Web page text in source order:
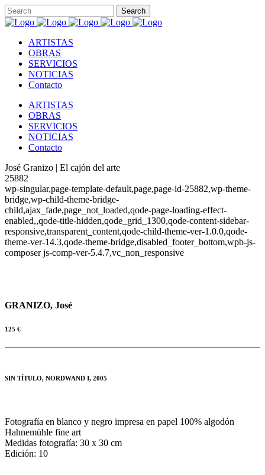
ARTISTAS
OBRAS
SERVICIOS
NOTICIAS
Contacto
ARTISTAS
OBRAS
SERVICIOS
NOTICIAS
Contacto
José Granizo | El cajón del arte
25882
wp-singular,page-template-default,page,page-id-25882,wp-theme-
bridge,wp-child-theme-bridge-
child,ajax_fade,page_not_loaded,qode-page-loading-effect-
enabled,,qode-title-hidden,qode_grid_1300,qode-content-sidebar-
responsive,transparent_content,qode-child-theme-ver-1.0.0,qode-
theme-ver-14.3,qode-theme-bridge,disabled_footer_bottom,wpb-js-
composer js-comp-ver-5.4.7,vc_non_responsive
GRANIZO, José
125 €
SIN TÍTULO, NORDWAND I, 2005
Fotografía en blanco y negro impresa en papel 100% algodón
Hahnemühle fine art
Medidas fotografía: 30 x 30 cm
Edición: 10